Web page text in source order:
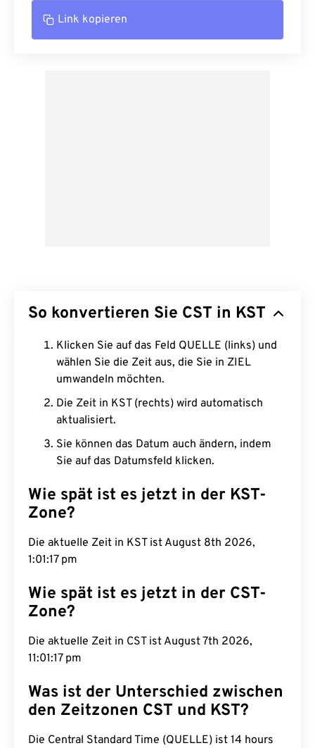
Link kopieren
So konvertieren Sie CST in KST
Klicken Sie auf das Feld QUELLE (links) und
wählen Sie die Zeit aus, die Sie in ZIEL
umwandeln möchten.
Die Zeit in KST (rechts) wird automatisch
aktualisiert.
Sie können das Datum auch ändern, indem
Sie auf das Datumsfeld klicken.
Wie spät ist es jetzt in der KST-
Zone?
Die aktuelle Zeit in KST ist August 8th 2026,
1:01:18 pm
Wie spät ist es jetzt in der CST-
Zone?
Die aktuelle Zeit in CST ist August 7th 2026,
11:01:18 pm
Was ist der Unterschied zwischen
den Zeitzonen CST und KST?
Die Central Standard Time (QUELLE) ist 14 hours